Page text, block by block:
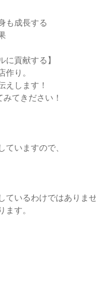
も成長する
に貢献する】
り。
えします！
てきださい！
いますので、
ているわけではありま
す。